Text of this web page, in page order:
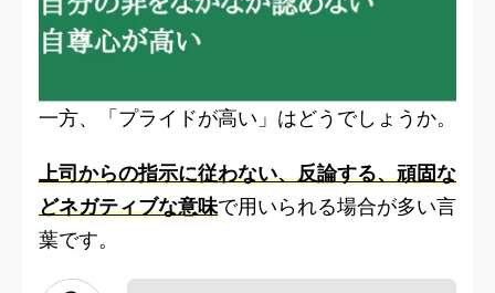
一方、「プライドが高い」はどうでしょうか。
上司からの指示に従わない、反論する、頑固な
どネガティブな意味で用いられる場合が多い言
葉です。